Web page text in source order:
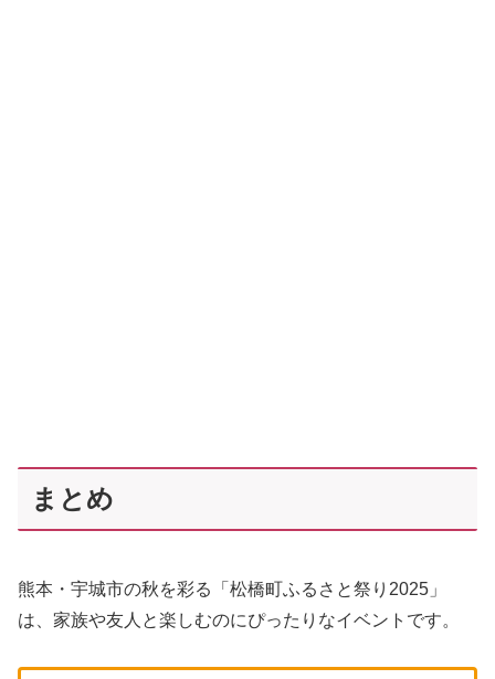
まとめ
熊本・宇城市の秋を彩る「松橋町ふるさと祭り2025」
は、家族や友人と楽しむのにぴったりなイベントです。